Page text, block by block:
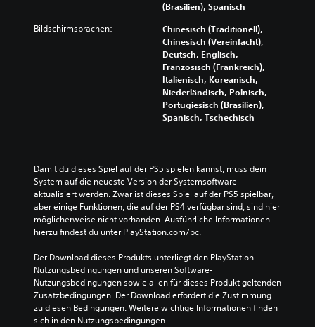
(Brasilien), Spanisch
Bildschirmsprachen:
Chinesisch (Traditionell),
Chinesisch (Vereinfacht),
Deutsch, Englisch,
Französisch (Frankreich),
Italienisch, Koreanisch,
Niederländisch, Polnisch,
Portugiesisch (Brasilien),
Spanisch, Tschechisch
Damit du dieses Spiel auf der PS5 spielen kannst, muss dein
System auf die neueste Version der Systemsoftware
aktualisiert werden. Zwar ist dieses Spiel auf der PS5 spielbar,
aber einige Funktionen, die auf der PS4 verfügbar sind, sind hier
möglicherweise nicht vorhanden. Ausführliche Informationen
hierzu findest du unter PlayStation.com/bc.
Der Download dieses Produkts unterliegt den PlayStation-
Nutzungsbedingungen und unseren Software-
Nutzungsbedingungen sowie allen für dieses Produkt geltenden
Zusatzbedingungen. Der Download erfordert die Zustimmung
zu diesen Bedingungen. Weitere wichtige Informationen finden
sich in den Nutzungsbedingungen.